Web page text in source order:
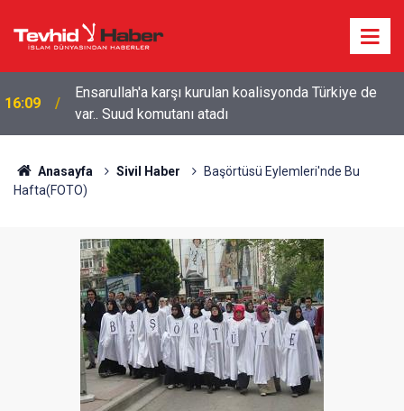
16:09
Ensarullah'a karşı kurulan koalisyonda Türkiye de
var.. Suud komutanı atadı
Anasayfa Sivil Haber
Başörtüsü Eylemleri'nde Bu
Hafta(FOTO)